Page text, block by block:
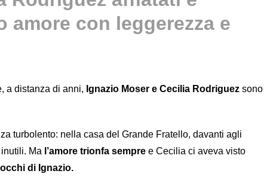
con leggerezza e
a distanza di anni, Ignazio Moser e Cecilia Rodriguez sono
turbolento: nella casa del Grande Fratello, davanti agli
Ma l’amore trionfa sempre e Cecilia ci aveva visto
di Ignazio.